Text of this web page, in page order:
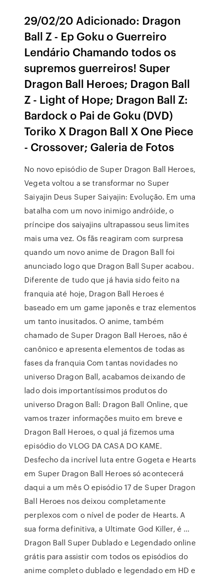
29/02/20 Adicionado: Dragon
Ball Z - Ep Goku o Guerreiro
Lendário Chamando todos os
supremos guerreiros! Super
Dragon Ball Heroes; Dragon Ball
Z - Light of Hope; Dragon Ball Z:
Bardock o Pai de Goku (DVD)
Toriko X Dragon Ball X One Piece
- Crossover; Galeria de Fotos
No novo episódio de Super Dragon Ball Heroes,
Vegeta voltou a se transformar no Super
Saiyajin Deus Super Saiyajin: Evolução. Em uma
batalha com um novo inimigo andróide, o
príncipe dos saiyajins ultrapassou seus limites
mais uma vez. Os fãs reagiram com surpresa
quando um novo anime de Dragon Ball foi
anunciado logo que Dragon Ball Super acabou.
Diferente de tudo que já havia sido feito na
franquia até hoje, Dragon Ball Heroes é
baseado em um game japonês e traz elementos
um tanto inusitados. O anime, também
chamado de Super Dragon Ball Heroes, não é
canônico e apresenta elementos de todas as
fases da franquia Com tantas novidades no
universo Dragon Ball, acabamos deixando de
lado dois importantíssimos produtos do
universo Dragon Ball: Dragon Ball Online, que
vamos trazer informações muito em breve e
Dragon Ball Heroes, o qual já fizemos uma
episódio do VLOG DA CASA DO KAME.
Desfecho da incrível luta entre Gogeta e Hearts
em Super Dragon Ball Heroes só acontecerá
daqui a um mês O episódio 17 de Super Dragon
Ball Heroes nos deixou completamente
perplexos com o nível de poder de Hearts. A
sua forma definitiva, a Ultimate God Killer, é …
Dragon Ball Super Dublado e Legendado online
grátis para assistir com todos os episódios do
anime completo dublado e legendado em HD e